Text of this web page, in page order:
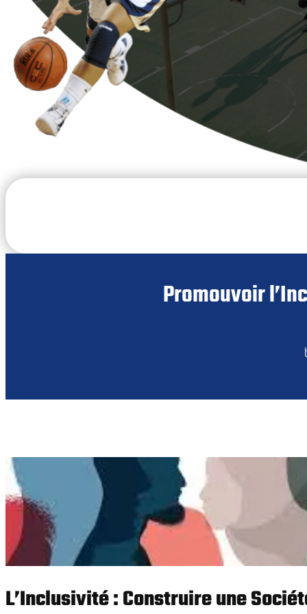
Promouvoir
L’Inclusivité : Construire une